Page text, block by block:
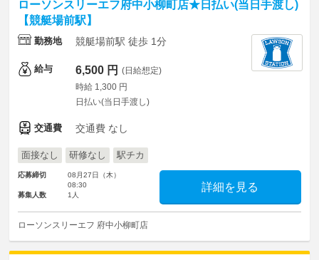
ローソンスリーエフ府中小柳町店★日払い(当日手渡し)
【競艇場前駅】
勤務地 競艇場前駅 徒歩 1分
給与 6,500 円 (日給想定)
時給 1,300 円
日払い(当日手渡し)
交通費 交通費 なし
面接なし 研修なし 駅チカ
応募締切
08月27日（木）
08:30
募集人数
1人
詳細を見る
ローソンスリーエフ 府中小柳町店